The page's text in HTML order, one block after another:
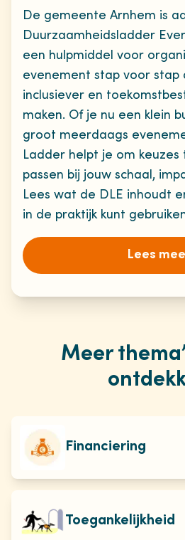
De gemeente Arnhem is
Duurzaamheidsladder
een hulpmiddel voor
evenement stap voor stap
inclusiever en
maken. Of je nu een klein
groot meerdaags
Ladder helpt je om keuzes
passen bij jouw schaal,
Lees wat de DLE inhoudt
in de praktijk kunt
Lees
Meer
Financiering
Toegankelijkheid